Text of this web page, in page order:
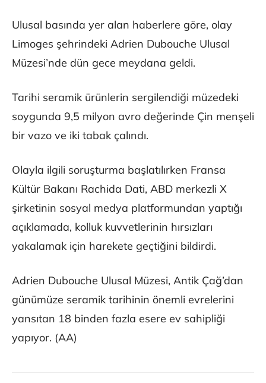
Ulusal basında yer alan haberlere göre, olay
Limoges şehrindeki Adrien Dubouche Ulusal
Müzesi’nde dün gece meydana geldi.
Tarihi seramik ürünlerin sergilendiği müzedeki
soygunda 9,5 milyon avro değerinde Çin menşeli
bir vazo ve iki tabak çalındı.
Olayla ilgili soruşturma başlatılırken Fransa
Kültür Bakanı Rachida Dati, ABD merkezli X
şirketinin sosyal medya platformundan yaptığı
açıklamada, kolluk kuvvetlerinin hırsızları
yakalamak için harekete geçtiğini bildirdi.
Adrien Dubouche Ulusal Müzesi, Antik Çağ’dan
günümüze seramik tarihinin önemli evrelerini
yansıtan 18 binden fazla esere ev sahipliği
yapıyor. (AA)